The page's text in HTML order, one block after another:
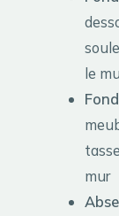
le
mur